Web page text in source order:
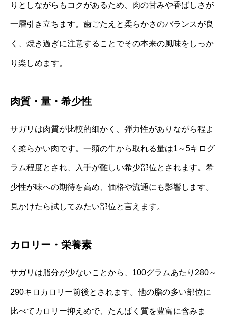
りとしながらもコクがあるため、肉の甘みや香ばしさが
一層引き立ちます。歯ごたえと柔らかさのバランスが良
く、焼き過ぎに注意することでその本来の風味をしっか
り楽しめます。
肉質・量・希少性
サガリは肉質が比較的細かく、弾力性がありながら程よ
く柔らかい肉です。一頭の牛から取れる量は1～5キログ
ラム程度とされ、入手が難しい希少部位とされます。希
少性が味への期待を高め、価格や流通にも影響します。
見かけたら試してみたい部位と言えます。
カロリー・栄養素
サガリは脂分が少ないことから、100グラムあたり280～
290キロカロリー前後とされます。他の脂の多い部位に
比べてカロリー抑えめで、たんぱく質を豊富に含みま